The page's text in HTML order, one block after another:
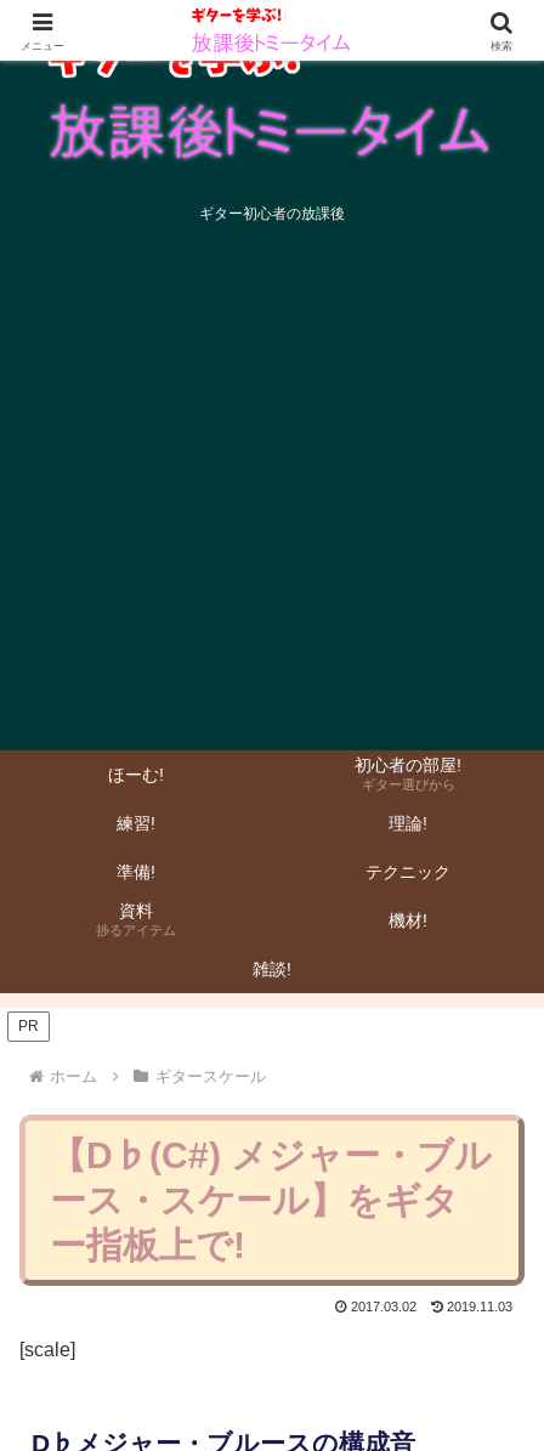
ギター初心者の放課後
ほーむ! 初心者の部屋!
ギター選びから
練習! 理論!
準備!
テクニック
資料
捗るアイテム 機材!
雑談!
PR
ホーム ギタースケール
【D♭(C#) メジャー・ブル
ース・スケール】をギタ
ー指板上で!
2017.03.02 2019.11.03
[scale]
D♭メジャー・ブルースの構成音
メニュー 検索